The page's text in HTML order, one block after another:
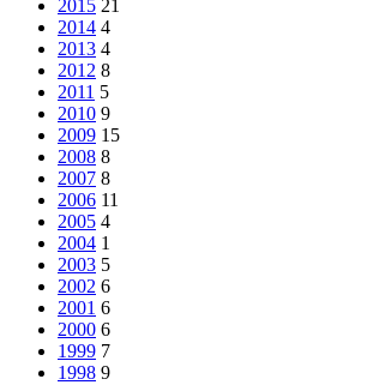
2015 21
2014 4
2013 4
2012 8
2011 5
2010 9
2009 15
2008 8
2007 8
2006 11
2005 4
2004 1
2003 5
2002 6
2001 6
2000 6
1999 7
1998 9